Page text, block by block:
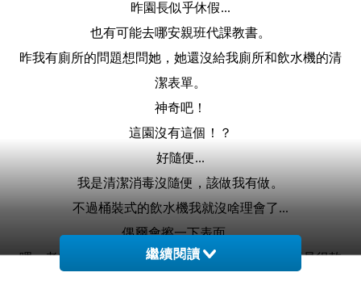
昨園長似乎休假...
也有可能去哪安親班代課教書。
昨我有廁所的問題想問她，她還沒給我廁所和飲水機的清
潔表單。
神奇吧！
這園沒有這個！？
好隨便...
我是清潔消毒沒隨便，該做我有做。
不過桶裝式的飲水機我就沒啥理會了...
偶爾會擦一下表面。
嗯，老師們並不愛桶裝水，她們感到裝水的水桶不是很乾
繼續閱讀